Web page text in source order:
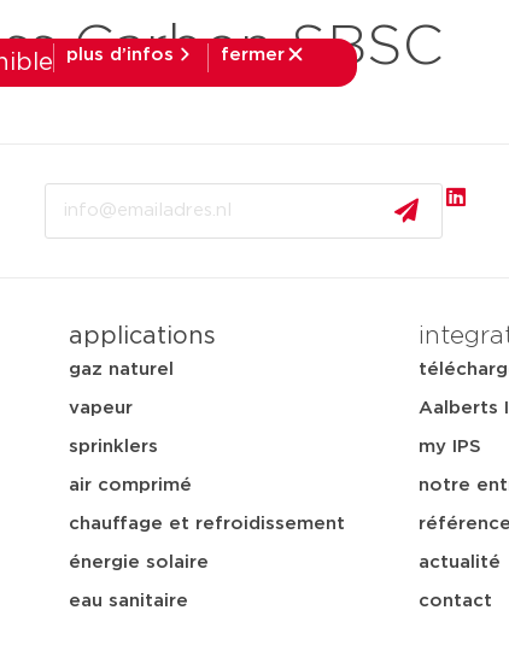
plus d’infos
fermer
Carbon SBSC
applications
gaz naturel
vapeur
sprinklers
air comprimé
chauffage et refroidissement
énergie solaire
eau sanitaire
Aalberts
my IPS
notre
actualité
contact